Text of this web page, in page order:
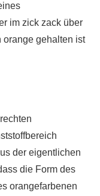
im zick zack über
orange gehalten ist
der eigentlichen
die Form des
orangefarbenen